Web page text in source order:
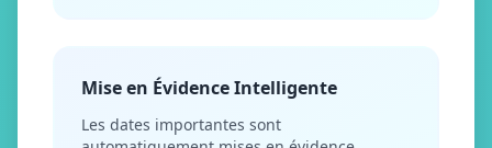
Mise en Évidence Intelligente
Les dates importantes sont